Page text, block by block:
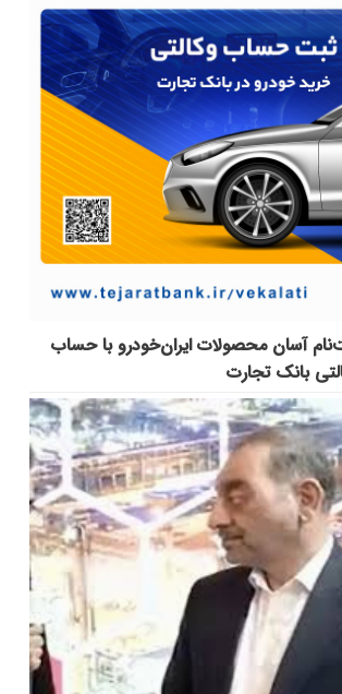
آسان محصولات ایران‌خودرو با حساب
بانک تجارت